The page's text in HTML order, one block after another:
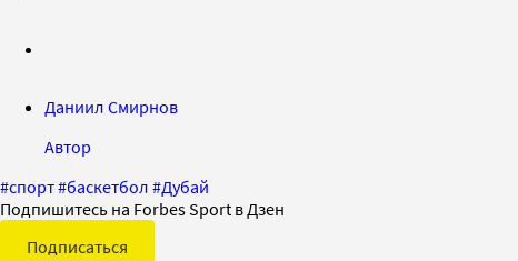
Даниил Смирнов
Автор
#спорт#баскетбол #Дубай
Подпишитесь на Forbes Sport в Дзен
Подписаться